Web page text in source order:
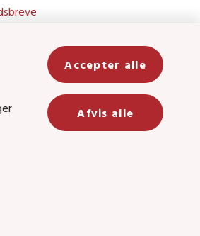
og Boligstyrelsens nyheder
RSS feed
Accepter alle
Afvis alle